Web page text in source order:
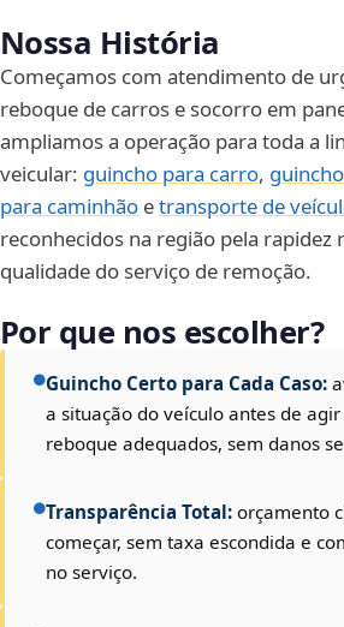
Nossa História
Começamos com atendimento de
reboque de carros e socorro em
ampliamos a operação para toda a
veicular: guincho para carro,
para caminhão etransporte de
reconhecidos na região pela rapidez
qualidade do serviço de remoção.
Por que nos escolher?
Guincho Certo para Cada Caso:
a situação do veículo antes de
reboque adequados, sem danos
Transparência Total: orçamento
começar, sem taxa escondida e
no serviço.